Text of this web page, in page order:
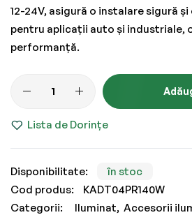
12-24V, asigură o instalare sigură
pentru aplicații auto și industriale,
performanță.
Lista de Dorințe
în stoc
Cod produs
KADT04PR140W
Categorii:
Iluminat Accesorii